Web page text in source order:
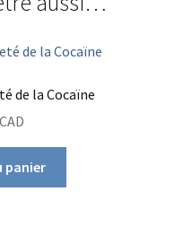
de la Cocaïne
panier